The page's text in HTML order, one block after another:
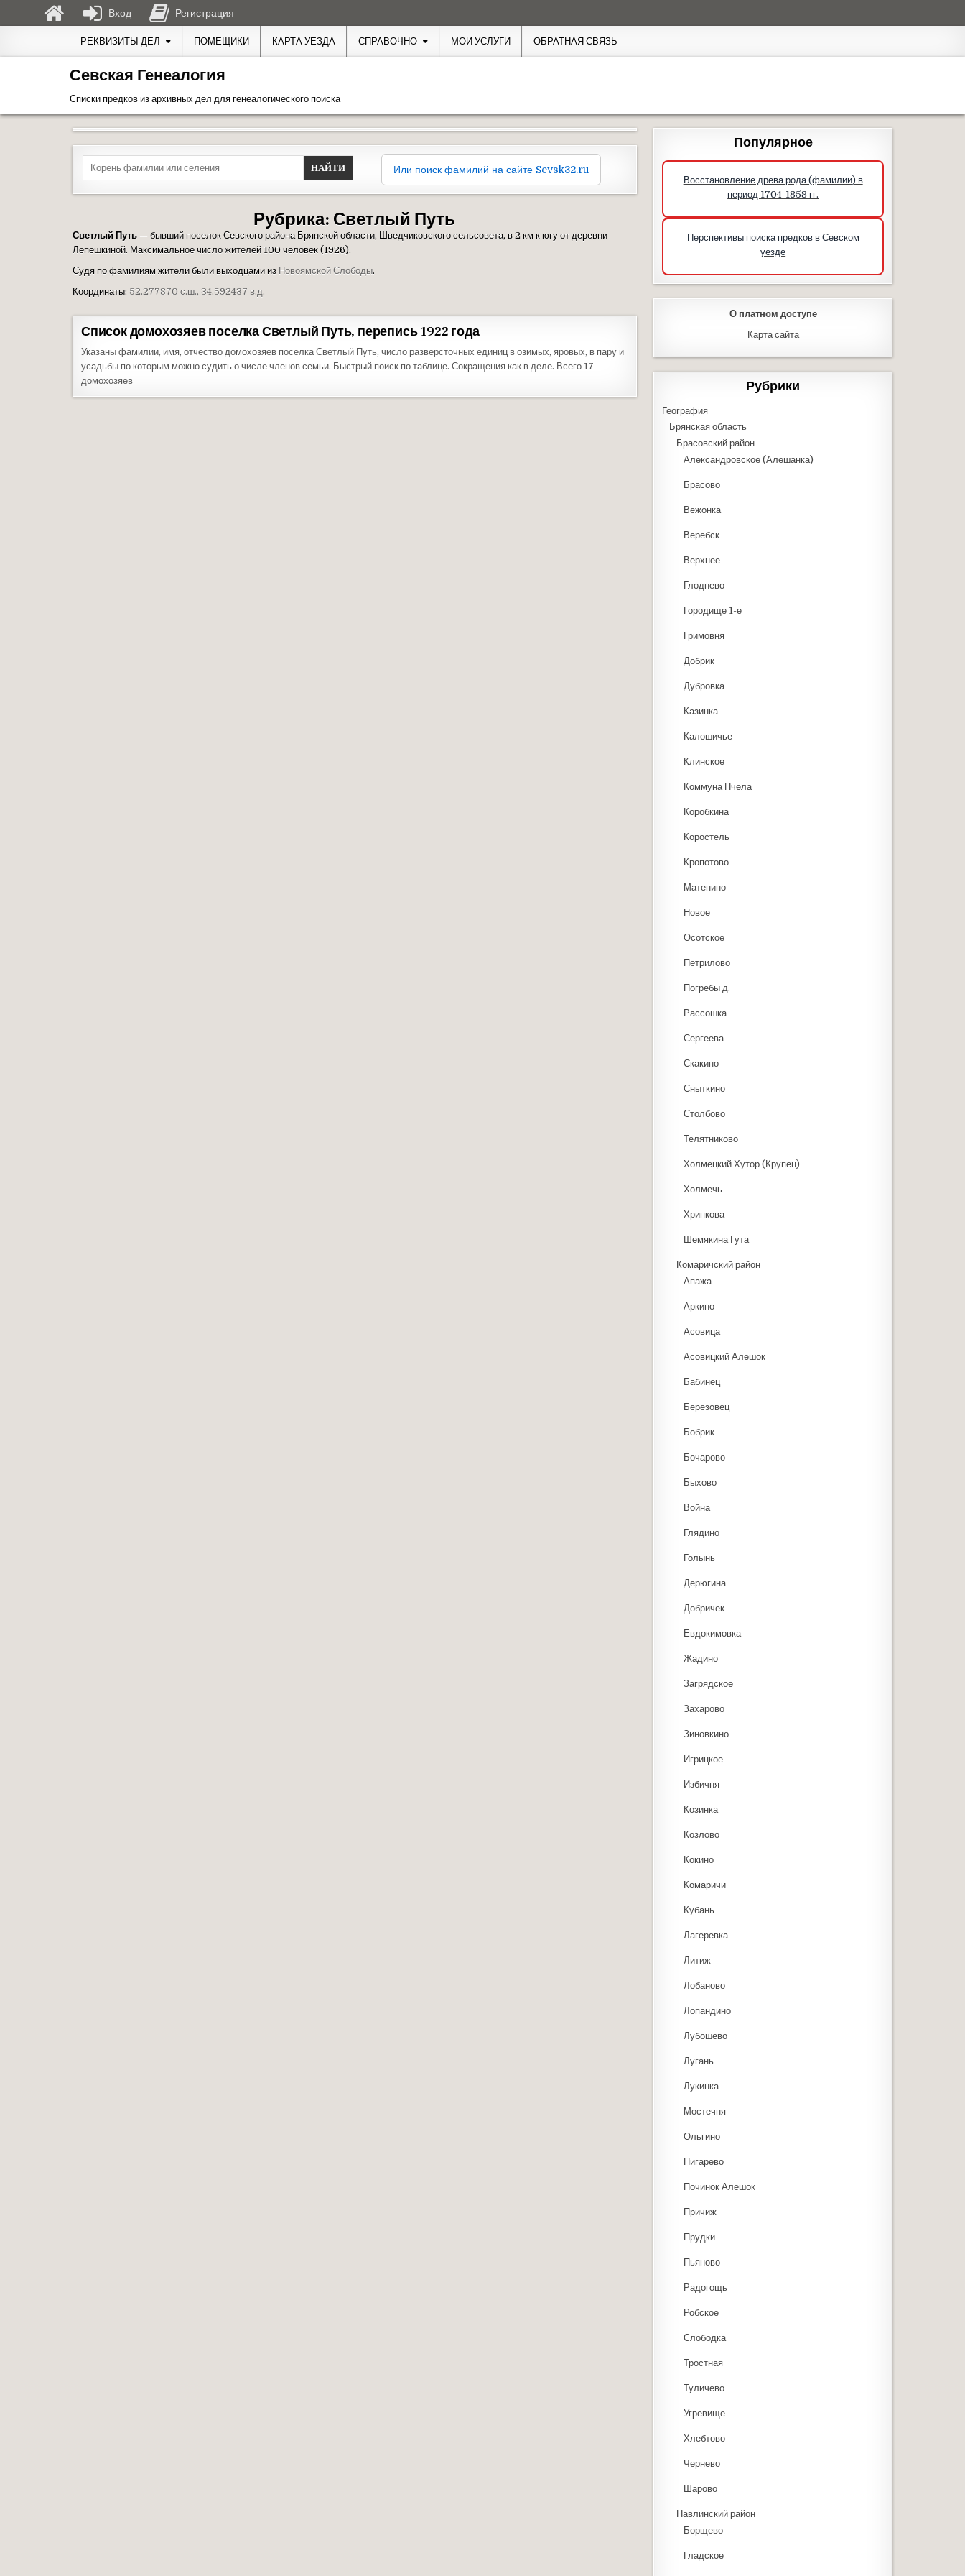
РЕКВИЗИТЫ ДЕЛ ПОМЕЩИКИ КАРТА УЕЗДА СПРАВОЧНО МОИ УСЛУГИ ОБРАТНАЯ СВЯЗЬ
Севская Генеалогия
Списки предков из архивных дел для генеалогического поиска
Search for:
Или поиск фамилий на сайте Sevsk32.ru
Рубрика: Светлый Путь
Светлый Путь — бывший поселок Севского района Брянской области, Шведчиковского сельсовета, в 2 км к югу от деревни
Лепешкиной. Максимальное число жителей 100 человек (1926).
Судя по фамилиям жители были выходцами из Новоямской Слободы.
Координаты: 52.277870 с.ш., 34.592437 в.д.
Список домохозяев поселка Светлый Путь, перепись 1922 года
Указаны фамилии, имя, отчество домохозяев поселка Светлый Путь, число разверсточных единиц в озимых, яровых, в пару и
усадьбы по которым можно судить о числе членов семьи. Быстрый поиск по таблице. Сокращения как в деле. Всего 17
домохозяев
Популярное
Восстановление древа рода (фамилии) в
период 1704-1858 гг.
Перспективы поиска предков в Севском
уезде
О платном доступе
Карта сайта
Рубрики
География
Брянская область
Брасовский район
Александровское (Алешанка)
Брасово
Вежонка
Веребск
Верхнее
Глоднево
Городище 1-е
Гримовня
Добрик
Дубровка
Казинка
Калошичье
Клинское
Коммуна Пчела
Коробкина
Коростель
Кропотово
Матенино
Новое
Осотское
Петрилово
Погребы д.
Рассошка
Сергеева
Скакино
Сныткино
Столбово
Телятниково
Холмецкий Хутор (Крупец)
Холмечь
Хрипкова
Шемякина Гута
Комаричский район
Апажа
Аркино
Асовица
Асовицкий Алешок
Бабинец
Березовец
Бобрик
Бочарово
Быхово
Война
Глядино
Голынь
Дерюгина
Добричек
Евдокимовка
Жадино
Загрядское
Захарово
Зиновкино
Игрицкое
Избичня
Козинка
Козлово
Кокино
Комаричи
Кубань
Лагеревка
Литиж
Лобаново
Лопандино
Лубошево
Лугань
Лукинка
Мостечня
Ольгино
Пигарево
Починок Алешок
Причиж
Прудки
Пьяново
Радогощь
Робское
Слободка
Тростная
Туличево
Угревище
Хлебтово
Чернево
Шарово
Навлинский район
Борщево
Гладское
Вход Регистрация